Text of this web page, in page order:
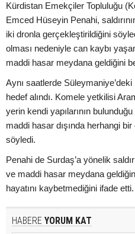
Kürdistan Emekçiler Topluluğu
Emced Hüseyin Penahi,
iki dronla gerçekleştirildiğini
olması nedeniyle can kaybı
maddi hasar meydana geldiğini
Aynı saatlerde
hedef alındı. Komele yetkilisi
yerin kendi yapılarının
maddi hasar dışında herhangi bir
söyledi.
Penahi de Surdaş’a yönelik
ve maddi hasar meydana
hayatını kaybetmediğini ifade etti.
HABERE YORUM KAT